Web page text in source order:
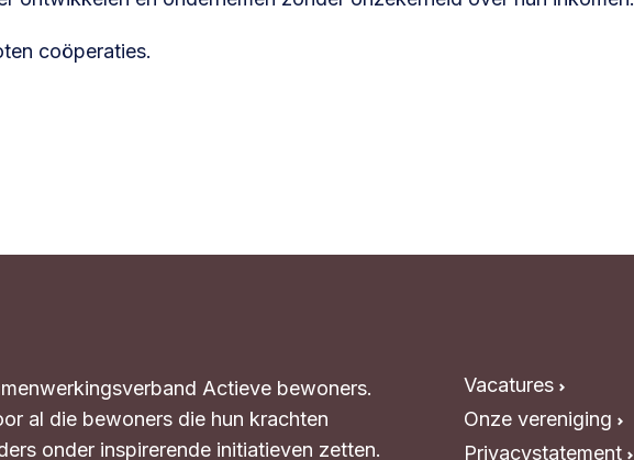
coöperaties.
Actieve bewoners.
al die bewoners die hun krachten
onder inspirerende initiatieven zetten.
Vacatures
Onze vereniging
Privacystatement